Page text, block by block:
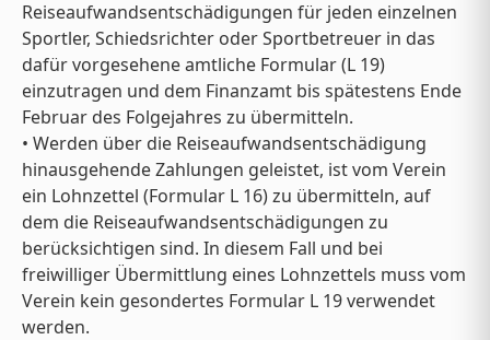
Reiseaufwandsentschädigungen für jeden einzelnen
Sportler, Schiedsrichter oder Sportbetreuer in das
dafür vorgesehene amtliche Formular (L 19)
einzutragen und dem Finanzamt bis spätestens Ende
Februar des Folgejahres zu übermitteln.
• Werden über die Reiseaufwandsentschädigung
hinausgehende Zahlungen geleistet, ist vom Verein
ein Lohnzettel (Formular L 16) zu übermitteln, auf
dem die Reiseaufwandsentschädigungen zu
berücksichtigen sind. In diesem Fall und bei
freiwilliger Übermittlung eines Lohnzettels muss vom
Verein kein gesondertes Formular L 19 verwendet
werden.